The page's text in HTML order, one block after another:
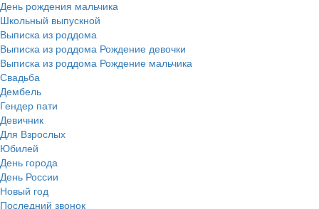
День рождения мальчика
Школьный выпускной
Выписка из роддома
Выписка из роддома Рождение девочки
Выписка из роддома Рождение мальчика
Свадьба
Дембель
Гендер пати
Девичник
Для Взрослых
Юбилей
День города
День России
Новый год
Последний звонок